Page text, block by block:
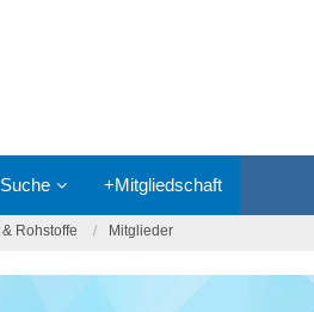
Suche +Mitgliedschaft
Rohstoffe Mitglieder